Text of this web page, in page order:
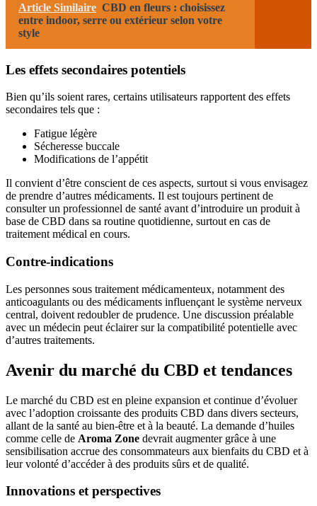
Article Similaire CBD en fleurs : choisissez
entre indoor, serre ou extérieur selon votre
style
Les effets secondaires potentiels
Bien qu’ils soient rares, certains utilisateurs rapportent des effets
secondaires tels que :
Fatigue légère
Sécheresse buccale
Modifications de l’appétit
Il convient d’être conscient de ces aspects, surtout si vous envisagez
de prendre d’autres médicaments. Il est toujours pertinent de
consulter un professionnel de santé avant d’introduire un produit à
base de CBD dans sa routine quotidienne, surtout en cas de
traitement médical en cours.
Contre-indications
Les personnes sous traitement médicamenteux, notamment des
anticoagulants ou des médicaments influençant le système nerveux
central, doivent redoubler de prudence. Une discussion préalable
avec un médecin peut éclairer sur la compatibilité potentielle avec
d’autres traitements.
Avenir du marché du CBD et tendances
Le marché du CBD est en pleine expansion et continue d’évoluer
avec l’adoption croissante des produits CBD dans divers secteurs,
allant de la santé au bien-être et à la beauté. La demande d’huiles
comme celle de Aroma Zone devrait augmenter grâce à une
sensibilisation accrue des consommateurs aux bienfaits du CBD et à
leur volonté d’accéder à des produits sûrs et de qualité.
Innovations et perspectives